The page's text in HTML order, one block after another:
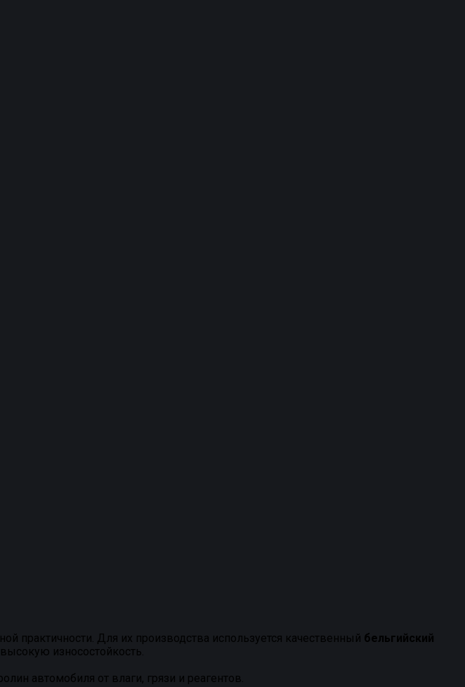
практичности. Для их производства используется качественный бельгийский
износостойкость.
автомобиля от влаги, грязи и реагентов.